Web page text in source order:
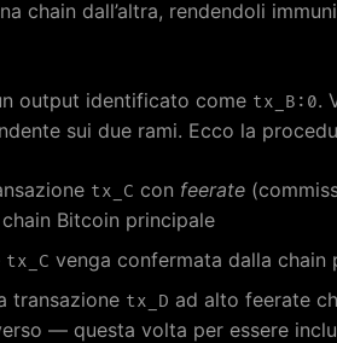
chain dall’altra, rendendoli
output identificato come tx_B:0.
sui due rami. Ecco la
tx_C con feerate
Bitcoin principale
tx_C venga confermata dalla
transazione tx_D ad alto feerate
— questa volta per essere